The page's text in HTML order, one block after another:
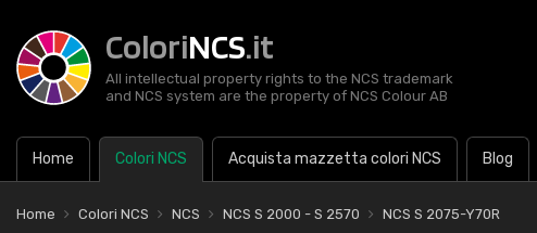
ColoriNCS.it
All intellectual property rights to the NCS trademark
and NCS system are the property of NCS Colour AB
Home Colori NCS Acquista mazzetta colori NCS Blog
Home Colori NCS NCS NCS S 2000 - S 2570 NCS S 2075-Y70R